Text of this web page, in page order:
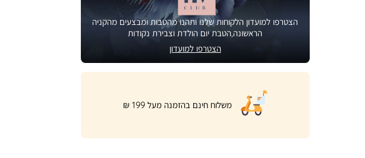
הצטרפו למועדון הלקוחות שלנו ותהנו מהטבות ומבצעים מהקניה
הראשונה,הטבת יום הולדת וצבירת נקודות
הצטרפו למועדון
|
product
page
banner
משלוח חינם בהזמנה מעל 199 ₪